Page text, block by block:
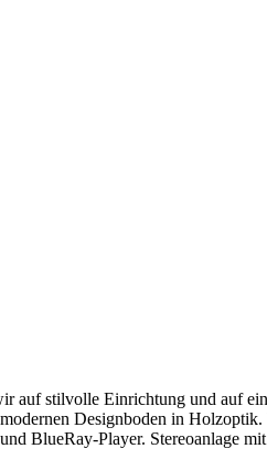
auf stilvolle Einrichtung und auf
Designboden in
BlueRay-Player. Stereoanlage